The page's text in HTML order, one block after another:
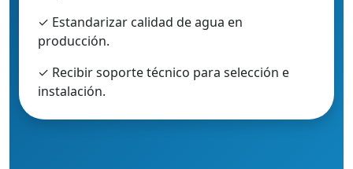
✓ Estandarizar calidad de agua en
producción.
✓ Recibir soporte técnico para selección e
instalación.